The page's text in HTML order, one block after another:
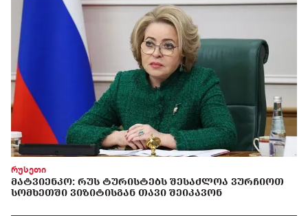
რუსეთი
ᲛᲐᲢᲕᲘᲔᲜᲙᲝ: ᲠᲣᲡ ᲢᲣᲠᲘᲡᲢᲔᲑᲡ ᲨᲔᲡᲐᲫᲚᲝᲐ ᲕᲣᲠᲩᲘᲝᲗ
ᲡᲝᲛᲮᲔᲗᲨᲘ ᲕᲘᲖᲘᲢᲘᲡᲒᲐᲜ ᲗᲐᲕᲘ ᲨᲔᲘᲙᲐᲕᲝᲜ